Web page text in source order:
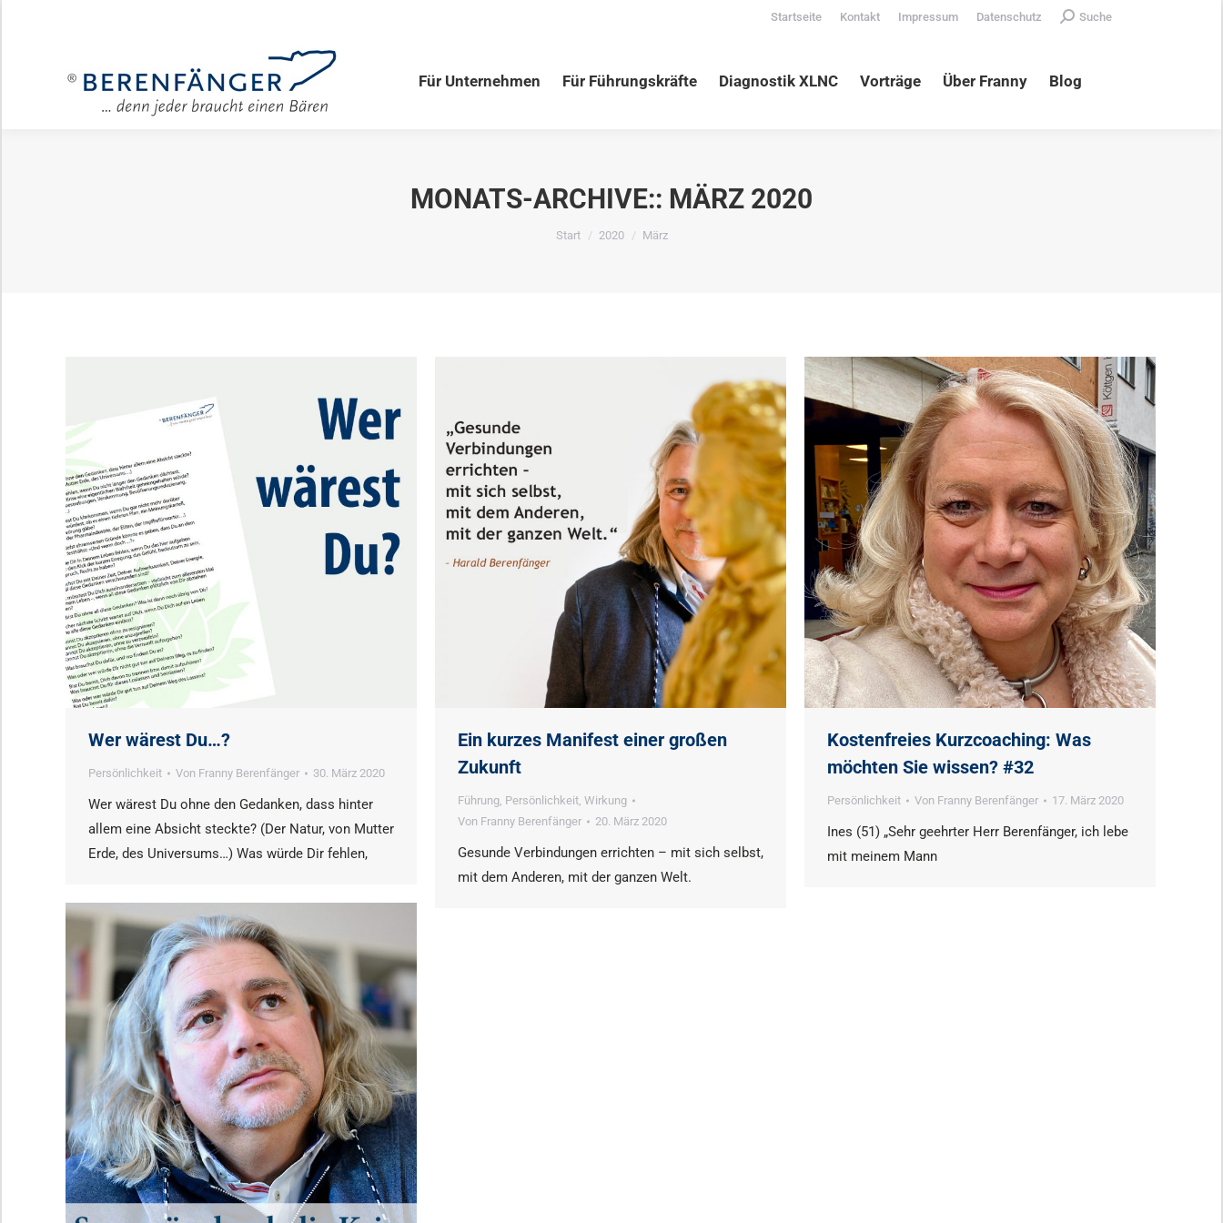
Startseite Kontakt Impressum Datenschutz Search:
Suche
Für Unternehmen Für Führungskräfte Diagnostik XLNC Vorträge Über Franny Blog
MONATS-ARCHIVE:: MÄRZ 2020
Sie befinden sich hier:
Start 2020 März
Wer wärest Du…?
Persönlichkeit Von Franny Berenfänger 30. März 2020
Wer wärest Du ohne den Gedanken, dass hinter
allem eine Absicht steckte? (Der Natur, von Mutter
Erde, des Universums…) Was würde Dir fehlen,
Ein kurzes Manifest einer großen
Zukunft
Führung, Persönlichkeit, Wirkung
Von Franny Berenfänger 20. März 2020
Gesunde Verbindungen errichten – mit sich selbst,
mit dem Anderen, mit der ganzen Welt.
Kostenfreies Kurzcoaching: Was
möchten Sie wissen? #32
Persönlichkeit Von Franny Berenfänger 17. März 2020
Ines (51) „Sehr geehrter Herr Berenfänger, ich lebe
mit meinem Mann